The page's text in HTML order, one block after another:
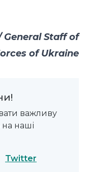
Staff of
of Ukraine
важливу
наші
Twitter